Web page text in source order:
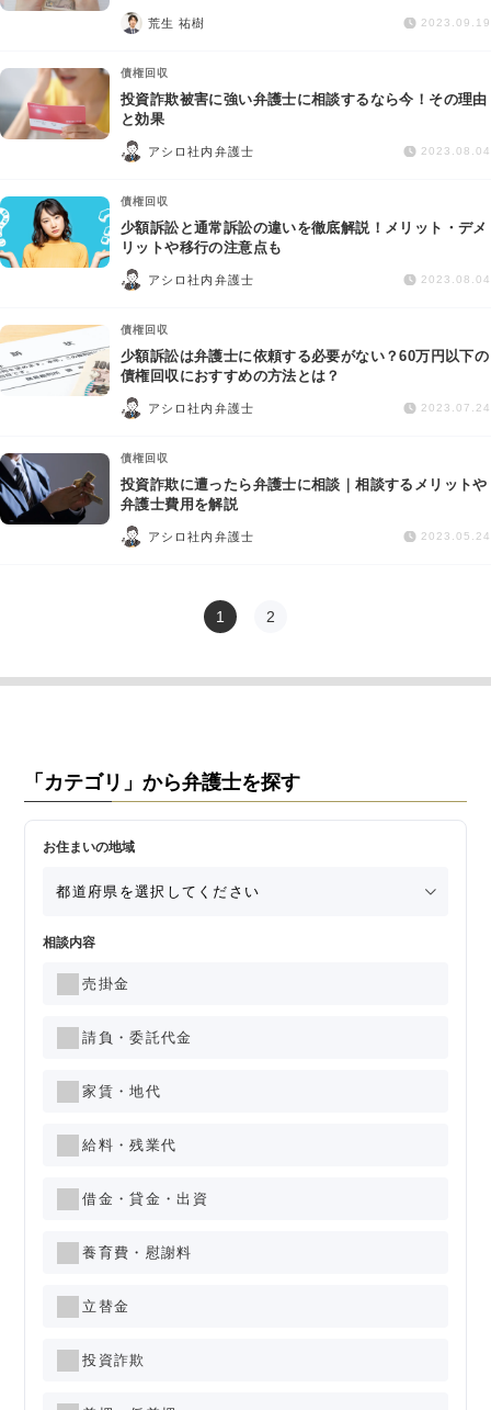
荒生 祐樹 2023.09.19
債権回収
投資詐欺被害に強い弁護士に相談するなら今！その理由
と効果
アシロ社内弁護士 2023.08.04
債権回収
少額訴訟と通常訴訟の違いを徹底解説！メリット・デメ
リットや移行の注意点も
アシロ社内弁護士 2023.08.04
債権回収
少額訴訟は弁護士に依頼する必要がない？60万円以下の
債権回収におすすめの方法とは？
アシロ社内弁護士 2023.07.24
債権回収
投資詐欺に遭ったら弁護士に相談｜相談するメリットや
弁護士費用を解説
アシロ社内弁護士 2023.05.24
1 2
「カテゴリ」から弁護士を探す
お住まいの地域
相談内容
売掛金
請負・委託代金
家賃・地代
給料・残業代
借金・貸金・出資
養育費・慰謝料
立替金
投資詐欺